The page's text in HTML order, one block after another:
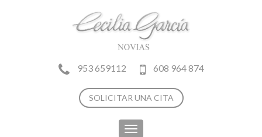
953 659112 608 964 874
SOLICITAR UNA CITA
Toggle